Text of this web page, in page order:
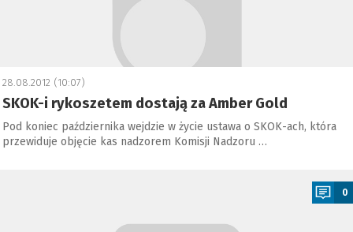
28.08.2012 (10:07)
SKOK-i rykoszetem dostają za Amber Gold
Pod koniec października wejdzie w życie ustawa o SKOK-ach, która
przewiduje objęcie kas nadzorem Komisji Nadzoru …
0